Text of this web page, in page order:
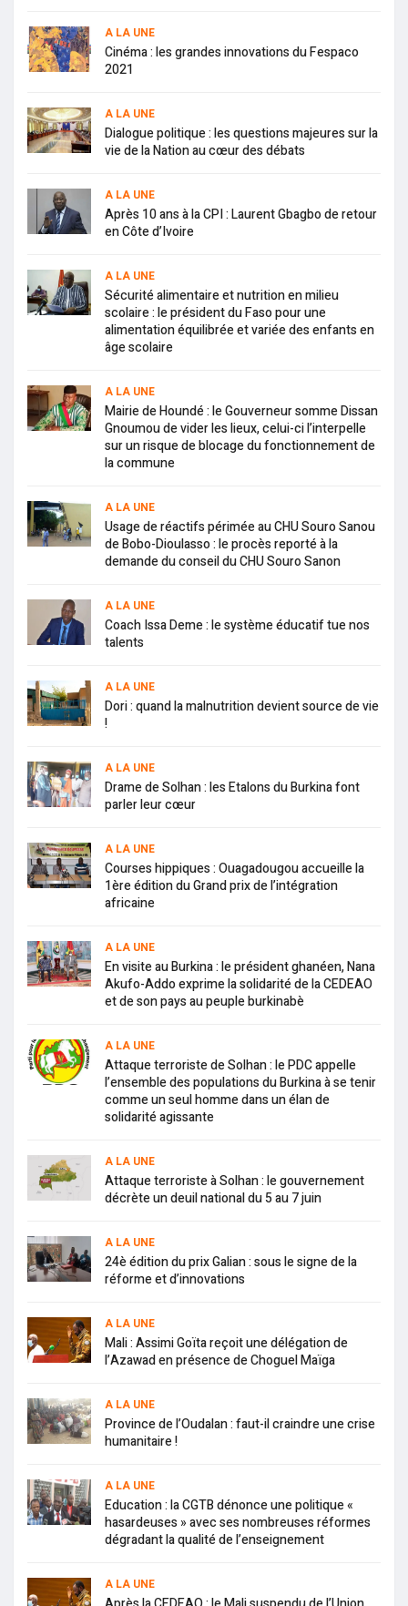
A LA UNE
Cinéma : les grandes innovations du Fespaco
2021
A LA UNE
Dialogue politique : les questions majeures sur la
vie de la Nation au cœur des débats
A LA UNE
Après 10 ans à la CPI : Laurent Gbagbo de retour
en Côte d’Ivoire
A LA UNE
Sécurité alimentaire et nutrition en milieu
scolaire : le président du Faso pour une
alimentation équilibrée et variée des enfants en
âge scolaire
A LA UNE
Mairie de Houndé : le Gouverneur somme Dissan
Gnoumou de vider les lieux, celui-ci l’interpelle
sur un risque de blocage du fonctionnement de
la commune
A LA UNE
Usage de réactifs périmée au CHU Souro Sanou
de Bobo-Dioulasso : le procès reporté à la
demande du conseil du CHU Souro Sanon
A LA UNE
Coach Issa Deme : le système éducatif tue nos
talents
A LA UNE
Dori : quand la malnutrition devient source de vie
!
A LA UNE
Drame de Solhan : les Etalons du Burkina font
parler leur cœur
A LA UNE
Courses hippiques : Ouagadougou accueille la
1ère édition du Grand prix de l’intégration
africaine
A LA UNE
En visite au Burkina : le président ghanéen, Nana
Akufo-Addo exprime la solidarité de la CEDEAO
et de son pays au peuple burkinabè
A LA UNE
Attaque terroriste de Solhan : le PDC appelle
l’ensemble des populations du Burkina à se tenir
comme un seul homme dans un élan de
solidarité agissante
A LA UNE
Attaque terroriste à Solhan : le gouvernement
décrète un deuil national du 5 au 7 juin
A LA UNE
24è édition du prix Galian : sous le signe de la
réforme et d’innovations
A LA UNE
Mali : Assimi Goïta reçoit une délégation de
l’Azawad en présence de Choguel Maïga
A LA UNE
Province de l’Oudalan : faut-il craindre une crise
humanitaire !
A LA UNE
Education : la CGTB dénonce une politique «
hasardeuses » avec ses nombreuses réformes
dégradant la qualité de l’enseignement
A LA UNE